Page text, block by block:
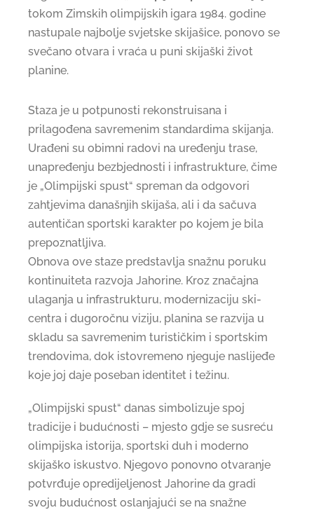
tokom Zimskih olimpijskih igara 1984. godine
nastupale najbolje svjetske skijašice, ponovo se
svečano otvara i vraća u puni skijaški život
planine.
Staza je u potpunosti rekonstruisana i
prilagođena savremenim standardima skijanja.
Urađeni su obimni radovi na uređenju trase,
unapređenju bezbjednosti i infrastrukture, čime
je „Olimpijski spust“ spreman da odgovori
zahtjevima današnjih skijaša, ali i da sačuva
autentičan sportski karakter po kojem je bila
prepoznatljiva.
Obnova ove staze predstavlja snažnu poruku
kontinuiteta razvoja Jahorine. Kroz značajna
ulaganja u infrastrukturu, modernizaciju ski-
centra i dugoročnu viziju, planina se razvija u
skladu sa savremenim turističkim i sportskim
trendovima, dok istovremeno njeguje naslijeđe
koje joj daje poseban identitet i težinu.
„Olimpijski spust“ danas simbolizuje spoj
tradicije i budućnosti – mjesto gdje se susreću
olimpijska istorija, sportski duh i moderno
skijaško iskustvo. Njegovo ponovno otvaranje
potvrđuje opredijeljenost Jahorine da gradi
svoju budućnost oslanjajući se na snažne